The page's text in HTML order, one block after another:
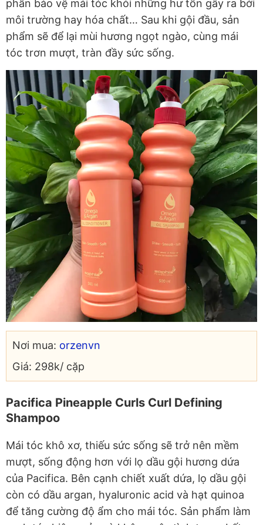
phần bảo vệ mái tóc khỏi những hư tổn gây ra bởi
môi trường hay hóa chất… Sau khi gội đầu, sản
phẩm sẽ để lại mùi hương ngọt ngào, cùng mái
tóc trơn mượt, tràn đầy sức sống.
Nơi mua: orzenvn
Giá: 298k/ cặp
Pacifica Pineapple Curls Curl Defining
Shampoo
Mái tóc khô xơ, thiếu sức sống sẽ trở nên mềm
mượt, sống động hơn với lọ dầu gội hương dứa
của Pacifica. Bên cạnh chiết xuất dứa, lọ dầu gội
còn có dầu argan, hyaluronic acid và hạt quinoa
để tăng cường độ ẩm cho mái tóc. Sản phẩm làm